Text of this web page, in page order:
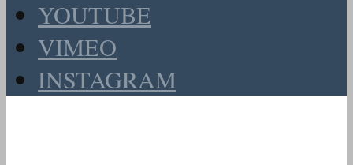
YOUTUBE
VIMEO
INSTAGRAM